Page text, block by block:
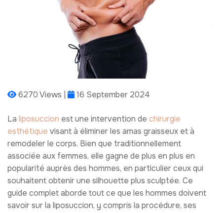
6270 Views | 16 September 2024
La liposuccion est une intervention de chirurgie
esthétique visant à éliminer les amas graisseux et à
remodeler le corps. Bien que traditionnellement
associée aux femmes, elle gagne de plus en plus en
popularité auprès des hommes, en particulier ceux qui
souhaitent obtenir une silhouette plus sculptée. Ce
guide complet aborde tout ce que les hommes doivent
savoir sur la liposuccion, y compris la procédure, ses